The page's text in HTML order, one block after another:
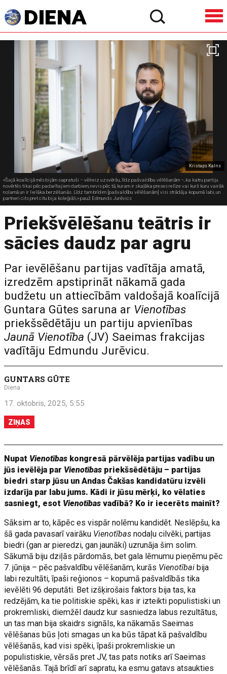
Kristaps Kalns
«Šajā koalīcijā mēs bijām sapratuši – vēlreiz uzsvēršu, līdz pašvaldību vēlēšanām –, ka katru partiju
novērtēs tikai pēc padarītajiem darbiem, nevis pēc tā, kuram ir skaļāka preses relīze vai kurš kuru vairāk
nolamā un ir lielāka berzēšanās. Līdz tam brīdim [pašvaldību vēlēšanām] visi strādāja kopumā labi, un
partneri cits pret citu bija koleģiāli,» pauž Edmunds Jurēvics
Priekšvēlēšanu teātris ir
sācies daudz par agru
Par ievēlēšanu partijas vadītāja amatā,
izredzēm apstiprināt nākamā gada
budžetu un attiecībām valdošajā koalīcijā
Guntara Gūtes saruna ar Vienotības
priekšsēdētāju un partiju apvienības
Jaunā Vienotība (JV) Saeimas frakcijas
vadītāju Edmundu Jurēvicu.
GUNTARS GŪTE
Diena
17. oktobris, 2025, 5:55
ZIŅAS
Nupat Vienotības kongresā pārvēlēja partijas vadību un
jūs ievēlēja par Vienotības priekšsēdētāju – partijas
biedri starp jūsu un Andas Čakšas kandidatūru izvēli
izdarīja par labu jums. Kādi ir jūsu mērķi, ko vēlaties
sasniegt, esot Vienotībasvadībā? Ko ir iecerēts mainīt?
Sāksim ar to, kāpēc es vispār nolēmu kandidēt. Neslēpšu, ka
šā gada pavasarī vairāku Vienotībasnodaļu cilvēki, partijas
biedri (gan ar pieredzi, gan jaunāki) uzrunāja šim solim.
Sākumā biju dziļās pārdomās, bet gala lēmumu pieņēmu pēc
7. jūnija – pēc pašvaldību vēlēšanām, kurās Vienotībaibija
labi rezultāti, īpaši reģionos – kopumā pašvaldībās tika
ievēlēti 96 deputāti. Bet izšķirošais faktors bija tas, ka
redzējām, ka tie politiskie spēki, kas ir izteikti populistiski un
prokremliski, diemžēl daudz kur sasniedza labus rezultātus,
un tas man bija skaidrs signāls, ka nākamās Saeimas
vēlēšanas būs ļoti smagas un ka būs tāpat kā pašvaldību
vēlēšanās, kad visi spēki, īpaši prokremliskie un
populistiskie, vērsās pret JV, tas pats notiks arī Saeimas
vēlēšanās. Tajā brīdī arī sapratu, ka esmu gatavs atsaukties